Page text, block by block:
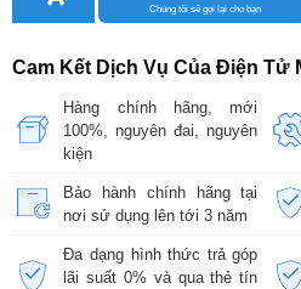
Chúng tôi sẽ gọi lại cho bạn
Cam Kết Dịch Vụ Của Điện Tử
Hàng chính hãng, mới
100%, nguyên đai, nguyên
kiện
Bảo hành chính hãng tại
nơi sử dụng lên tới 3 năm
Đa dạng hình thức trả góp
lãi suất 0% và qua thẻ tín